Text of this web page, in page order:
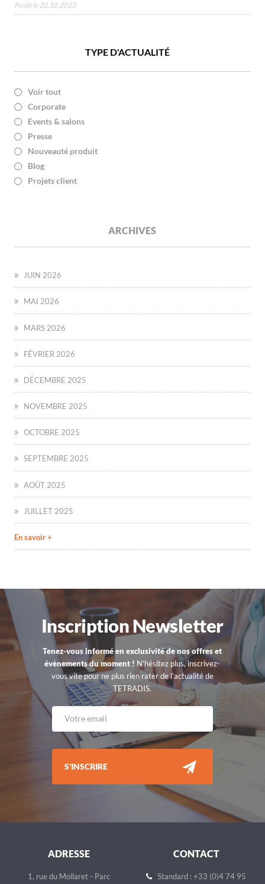
Posté le 20.10.2023
TYPE D'ACTUALITÉ
Voir tout
Corporate
Events & salons
Presse
Nouveauté produit
Blog
Projets client
ARCHIVES
JUIN 2026
MAI 2026
MARS 2026
FÉVRIER 2026
DÉCEMBRE 2025
NOVEMBRE 2025
OCTOBRE 2025
SEPTEMBRE 2025
AOÛT 2025
JUILLET 2025
En savoir +
Inscription Newsletter
Tenez-vous informé en exclusivité de nos offres et
évènements du moment ! N’hésitez plus, inscrivez-
vous vite pour ne plus rien rater de l’actualité de
TETRADIS.
S'INSCRIRE
ADRESSE
1, rue du Mollaret - Parc
CONTACT
Standard : +33 (0)4 74 95